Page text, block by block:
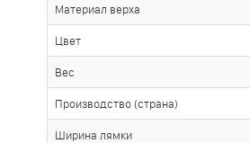
Материал верха
Цвет
Вес
Производство (страна)
Ширина лямки